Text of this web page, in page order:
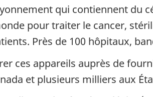
qui contiennent du
pour traiter le cancer,
Près de 100 hôpitaux,
ces appareils auprès de
et plusieurs milliers aux